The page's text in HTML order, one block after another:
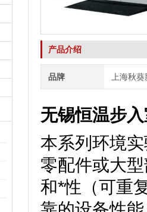
产品介绍
品牌 上海秋
无锡恒温步
本系列环境实
零配件或大型
和*性（可重